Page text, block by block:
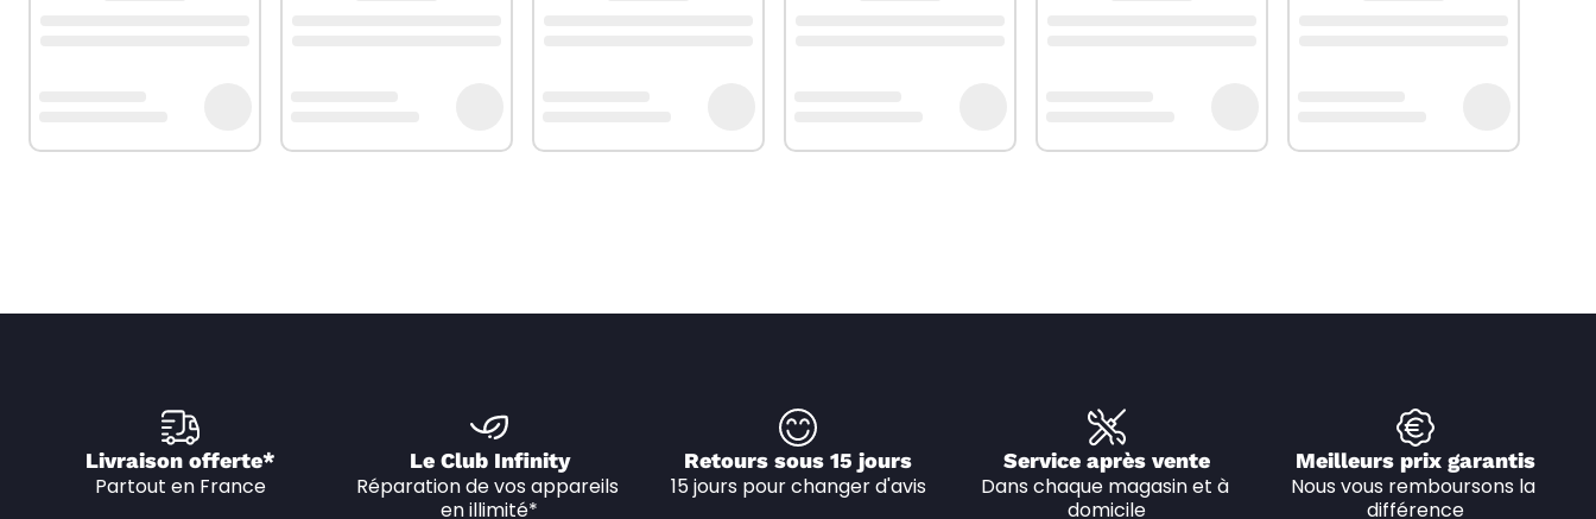
Livraison offerte*
Partout en France
Le Club Infinity
Réparation de vos appareils
en illimité*
Retours sous 15 jours
15 jours pour changer d'avis
Service après vente
Dans chaque magasin et à
domicile
Meilleurs prix garantis
Nous vous remboursons la
différence